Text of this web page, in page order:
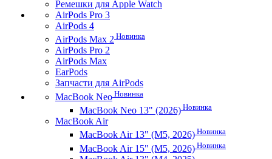
Ремешки для Apple Watch
AirPods Pro 3
AirPods 4
AirPods Max 2 Новинка
AirPods Pro 2
AirPods Max
EarPods
Запчасти для AirPods
MacBook Neo Новинка
MacBook Neo 13" (2026) Новинка
MacBook Air
MacBook Air 13" (M5, 2026) Новинка
MacBook Air 15" (M5, 2026) Новинка